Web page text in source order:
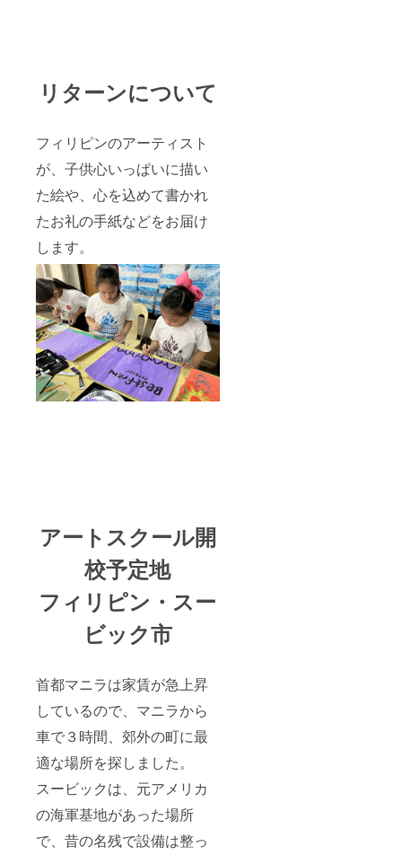
リターンについて
フィリピンのアーティスト
が、子供心いっぱいに描い
た絵や、心を込めて書かれ
たお礼の手紙などをお届け
します。
アートスクール開
校予定地
フィリピン・スー
ビック市
首都マニラは家賃が急上昇
しているので、マニラから
車で３時間、郊外の町に最
適な場所を探しました。
スービックは、元アメリカ
の海軍基地があった場所
で、昔の名残で設備は整っ